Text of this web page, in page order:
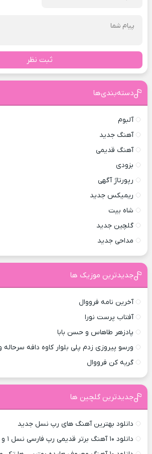
ثبت نظر
دسته‌بندی‌ها
آلبوم
آهنگ جدید
آهنگ قدیمی
بزودی
رپورتاژ آگهی
ریمیکس جدید
شاه بیت
گلچین جدید
مداحی جدید
جدیدترین موزیک ها
آخرین نامه فرووال
آفتاب پرست نورا
پادزهر طاهاس و حسن بابا
ورسو پیروزی زدم پلی بلوار کاوه دافه سرحاله
گریه کن فرووال
جدیدترین گلچین ها
دانلود بهترین آهنگ های رپ نسل جدید
دانلود ۱۰ آهنگ برتر قدیمی رپ فارسی نسل ۱ و ۲